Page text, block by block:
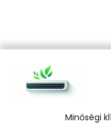
Minőségi